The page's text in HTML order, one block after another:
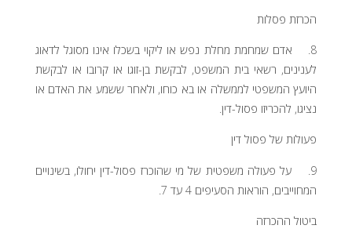
הכרזת פסלות
8. אדם שמחמת מחלת נפש או ליקוי בשכלו אינו מסוגל לדאוג
לענינים, רשאי בית המשפט, לבקשת בן-זוגו או קרובו או לבקשת
היועץ המשפטי לממשלה או בא כוחו, ולאחר ששמע את האדם או
נציגו, להכריזו פסול-דין.
פעולות של פסול דין
9. על פעולה משפטית של מי שהוכרז פסול-דין יחולו, בשינויים
המחוייבים, הוראות הסעיפים 4 עד 7.
ביטול ההכרזה